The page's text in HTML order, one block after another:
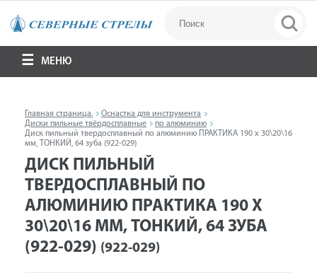
МЕНЮ
Главная страница.
Оснастка для инструмента
Диски пильные твёрдосплавные
по алюминию
Диск пильный твердосплавный по алюминию ПРАКТИКА 190 х 30\20\16
мм, ТОНКИЙ, 64 зуба (922-029)
ДИСК ПИЛЬНЫЙ
ТВЕРДОСПЛАВНЫЙ ПО
АЛЮМИНИЮ ПРАКТИКА 190 Х
30\20\16 ММ, ТОНКИЙ, 64 ЗУБА
(922-029) (922-029)